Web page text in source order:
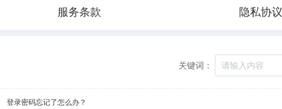
服务条款 隐私协议
关键词：
登录密码忘记了怎么办？